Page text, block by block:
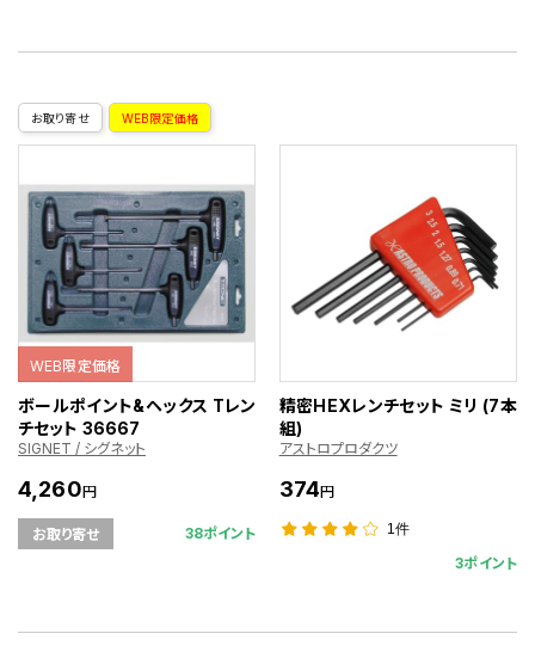
お取り寄せ WEB限定価格
WEB限定価格
ボールポイント&ヘックス Tレン
チセット 36667
SIGNET / シグネット
4,260円
お取り寄せ 38ポイント
精密HEXレンチセット ミリ (7本
組)
アストロプロダクツ
374円
1件
3ポイント